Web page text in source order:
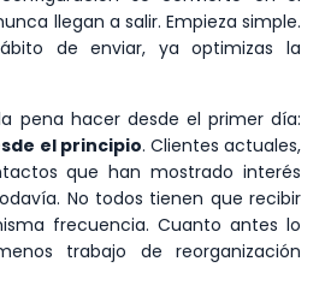
llegan a salir. Empieza simple.
de enviar, ya optimizas la
pena hacer desde el primer día:
el principio. Clientes actuales,
que han mostrado interés
No todos tienen que recibir
frecuencia. Cuanto antes lo
trabajo de reorganización